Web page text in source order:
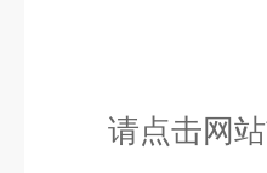
请点击网站